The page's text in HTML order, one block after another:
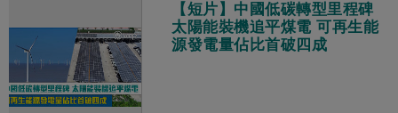
【短片】中國低碳轉型里程碑
太陽能裝機追平煤電 可再生能
源發電量佔比首破四成